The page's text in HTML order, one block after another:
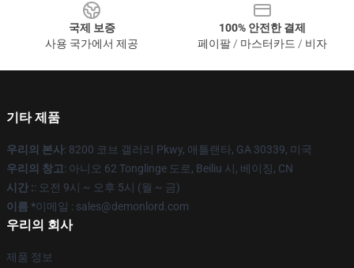
국제 보증
사용 국가에서 제공
100% 안전한 결제
페이팔 / 마스터카드 / 비자
기타 제품
우리의 본사: 8200 코브 갤러리 Pkwy, 애틀랜타, GA 30339, 미국
우리의 창고: 아니오 62 Tonglinge 도로, Beiliu 시, 베이징, CN
시간 :: 오전 9시 ~ 오후 5시 (월 ~ 금)
이름 *이메일 : sales@demonlord.com
우리의 회사
제품 정보